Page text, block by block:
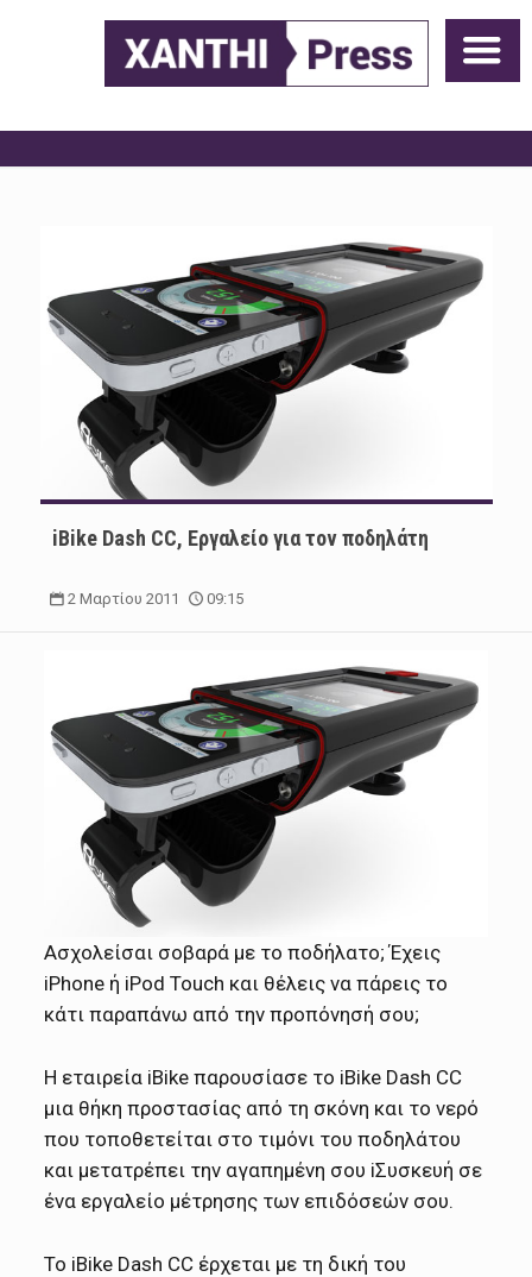
iBike Dash CC, Εργαλείο για τον ποδηλάτη
2 Μαρτίου 2011 09:15
Ασχολείσαι σοβαρά με το ποδήλατο; Έχεις
iPhone ή iPod Touch και θέλεις να πάρεις το
κάτι παραπάνω από την προπόνησή σου;
Η εταιρεία iBike παρουσίασε το iBike Dash CC
μια θήκη προστασίας από τη σκόνη και το νερό
που τοποθετείται στο τιμόνι του ποδηλάτου
και μετατρέπει την αγαπημένη σου iΣυσκευή σε
ένα εργαλείο μέτρησης των επιδόσεών σου.
Το iBike Dash CC έρχεται με τη δική του